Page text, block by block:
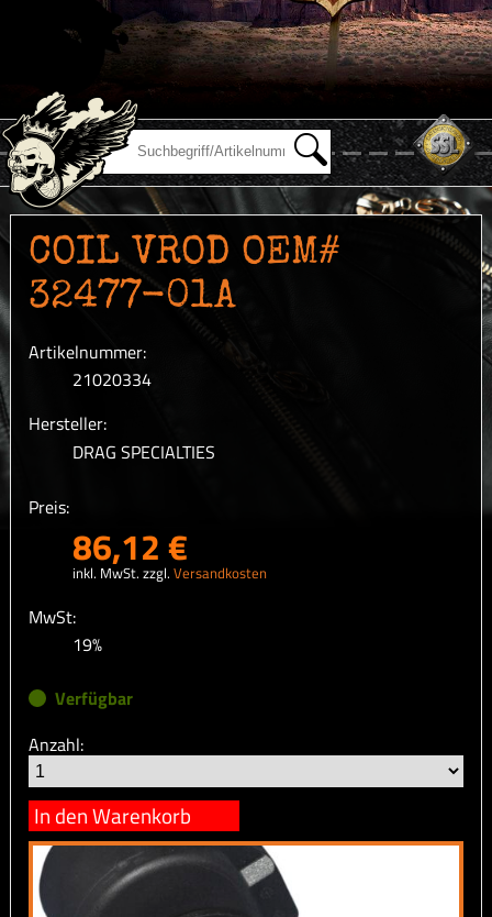
COIL VROD OEM#
32477-01A
Artikelnummer:
21020334
Hersteller:
DRAG SPECIALTIES
Preis:
86,12 €
inkl. MwSt. zzgl. Versandkosten
MwSt:
19%
Verfügbar
Anzahl:
In den Warenkorb